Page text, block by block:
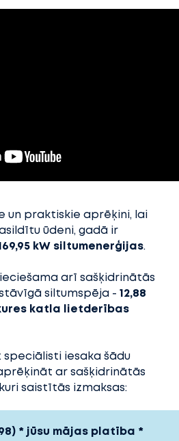
un praktiskie aprēķini, lai
ūdeni, gadā ir
kW siltumenerģijas.
arī sašķidrinātās
siltumspēja - 12,88
katla lietderības
speciālisti iesaka šādu
ar sašķidrinātās
saistītās izmaksas:
* jūsu mājas platība *